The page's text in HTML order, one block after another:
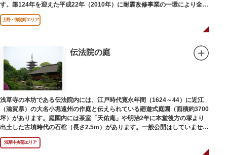
す。築124年を迎えた平成22年（2010年）に耐震改修事業の一環により全面
改修が施されました。
上野・御徒町エリア
伝法院の庭
浅草寺の本坊である伝法院内には、江戸時代寛永年間（1624～44）に近江
（滋賀県）の大名小堀遠州の作庭と伝えられている廻遊式庭園（面積約3700
坪）があります。庭園内には茶室「天佑庵」や明治2年に本堂後方の塚より
出土した古墳時代の石棺（長さ2.5m）があります。一般公開はしていません
が、不定期で特別公開されることがあります。
浅草中央部エリア